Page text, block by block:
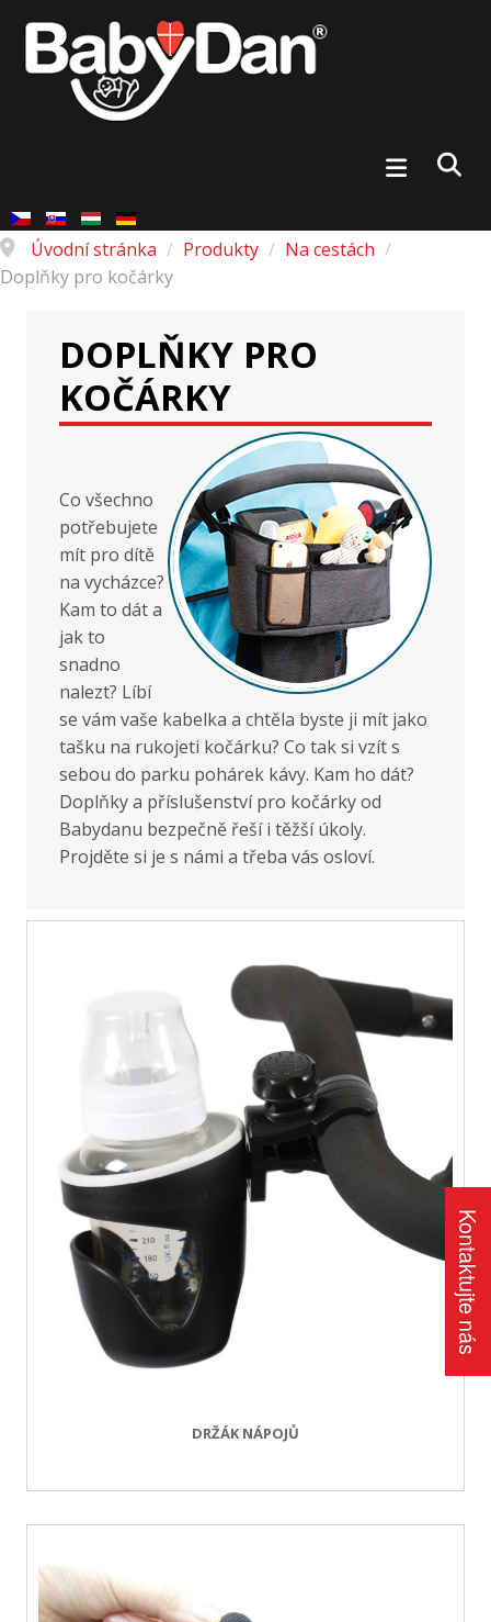
Úvodní stránka / Produkty / Na cestách /
Doplňky pro kočárky
DOPLŇKY PRO
KOČÁRKY
Co všechno
potřebujete
mít pro dítě
na vycházce?
Kam to dát a
jak to
snadno
nalezt? Líbí
se vám vaše kabelka a chtěla byste ji mít jako
tašku na rukojeti kočárku? Co tak si vzít s
sebou do parku pohárek kávy. Kam ho dát?
Doplňky a příslušenství pro kočárky od
Babydanu bezpečně řeší i těžší úkoly.
Projděte si je s námi a třeba vás osloví.
DRŽÁK NÁPOJŮ
Kontaktujte nás